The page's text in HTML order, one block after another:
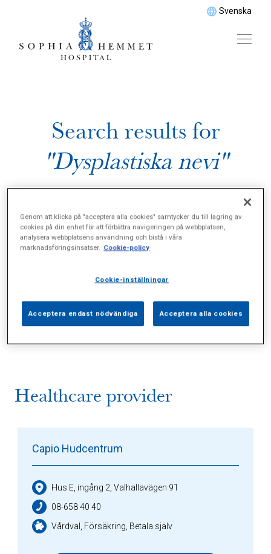
Svenska
Search results for
"Dysplastiska nevi"
Alla (1) Vårdgivare (1) Specialister (0)
Sidor (0) Press (0) Sophianytt (0)
Healthcare provider
Capio Hudcentrum
Hus E, ingång 2, Valhallavägen 91
08-658 40 40
Vårdval, Försäkring, Betala själv
Genom att klicka på "acceptera alla cookies" samtycker du till lagring av
cookies på din enhet för att förbättra navigeringen på webbplatsen,
analysera webbplatsens användning och bistå i våra
marknadsföringsinsatser. Cookie-policy
Cookie-inställningar
Acceptera endast nödvändiga Acceptera alla cookies